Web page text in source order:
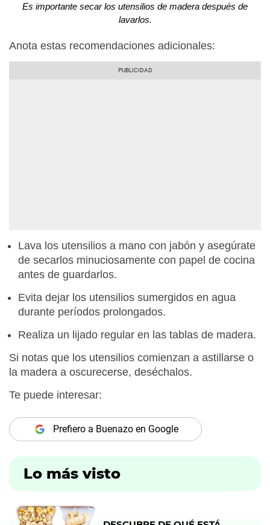
Es importante secar los utensilios de madera después de
lavarlos.
Anota estas recomendaciones adicionales:
Lava los utensilios a mano con jabón y asegúrate
de secarlos minuciosamente con papel de cocina
antes de guardarlos.
Evita dejar los utensilios sumergidos en agua
durante períodos prolongados.
Realiza un lijado regular en las tablas de madera.
Si notas que los utensilios comienzan a astillarse o
la madera a oscurecerse, deséchalos.
Te puede interesar:
Prefiero a Buenazo en Google
Lo más visto